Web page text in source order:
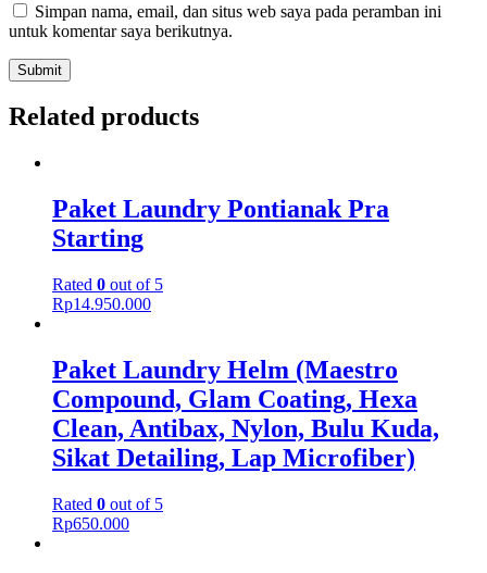
Simpan nama, email, dan situs web saya pada peramban ini
untuk komentar saya berikutnya.
Related products
Paket Laundry Pontianak Pra
Starting
Rated 0 out of 5
Rp14.950.000
Paket Laundry Helm (Maestro
Compound, Glam Coating, Hexa
Clean, Antibax, Nylon, Bulu Kuda,
Sikat Detailing, Lap Microfiber)
Rated 0 out of 5
Rp650.000